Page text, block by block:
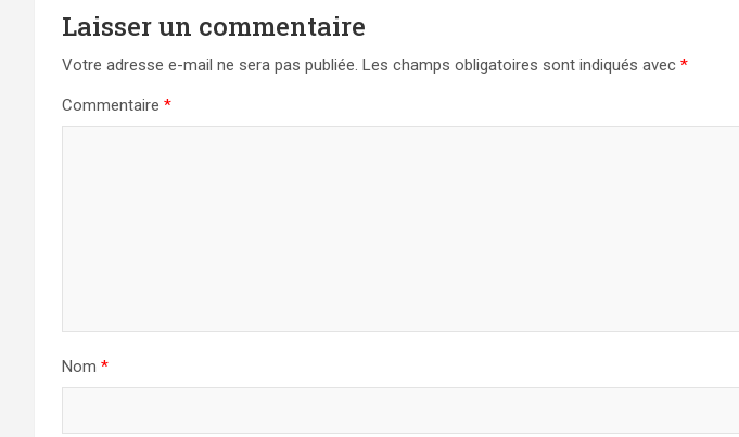
Laisser un commentaire
Votre adresse e-mail ne sera pas publiée. Les champs obligatoires sont indiqués avec *
Commentaire *
Nom *